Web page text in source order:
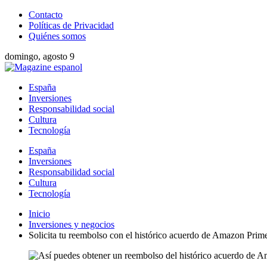
Contacto
Políticas de Privacidad
Quiénes somos
domingo, agosto 9
España
Inversiones
Responsabilidad social
Cultura
Tecnología
España
Inversiones
Responsabilidad social
Cultura
Tecnología
Inicio
Inversiones y negocios
Solicita tu reembolso con el histórico acuerdo de Amazon